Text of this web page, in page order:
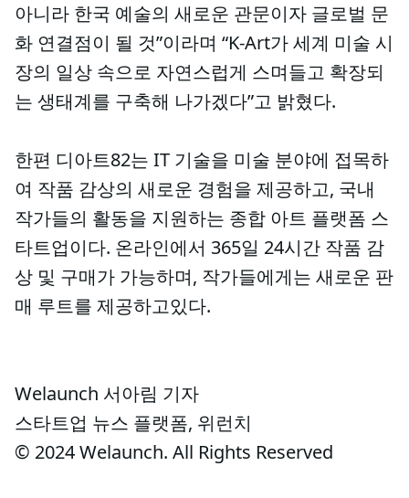
아니라 한국 예술의 새로운 관문이자 글로벌 문
화 연결점이 될 것”이라며 “K-Art가 세계 미술 시
장의 일상 속으로 자연스럽게 스며들고 확장되
는 생태계를 구축해 나가겠다”고 밝혔다.
한편 디아트82는 IT 기술을 미술 분야에 접목하
여 작품 감상의 새로운 경험을 제공하고, 국내
작가들의 활동을 지원하는 종합 아트 플랫폼 스
타트업이다. 온라인에서 365일 24시간 작품 감
상 및 구매가 가능하며, 작가들에게는 새로운 판
매 루트를 제공하고있다.
Welaunch 서아림 기자
스타트업 뉴스 플랫폼, 위런치
© 2024 Welaunch. All Rights Reserved